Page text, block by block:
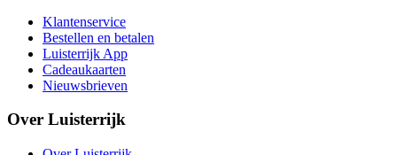
Klantenservice
Bestellen en betalen
Luisterrijk App
Cadeaukaarten
Nieuwsbrieven
Over Luisterrijk